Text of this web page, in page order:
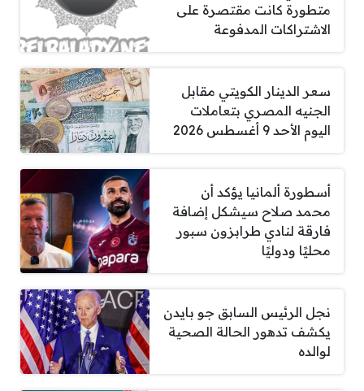
متطورة كانت مقتصرة على
الاشتراكات المدفوعة
سعر الدينار الكويتي مقابل
الجنيه المصري بتعاملات
اليوم الأحد 9 أغسطس 2026
أسطورة ألمانيا يؤكد أن
محمد صلاح سيشكل إضافة
فارقة لنادي طرابزون سبور
محليًا ودوليًا
نجل الرئيس السابق جو بايدن
يكشف تدهور الحالة الصحية
لوالده